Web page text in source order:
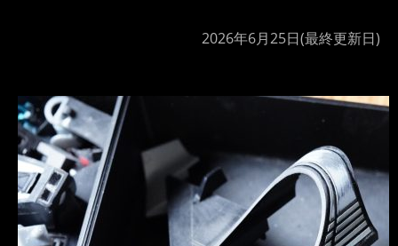
2026年6月25日(最終更新日)